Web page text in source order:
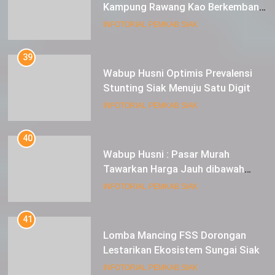
Kampung Rawang Kao Berkembang
Pesat
INFOTORIAL PEMKAB SIAK
39
Wabup Husni Optimis Prevalensi
Stunting Siak Menuju Satu Digit
INFOTORIAL PEMKAB SIAK
40
Wabup Husni : Pasar Murah
Tawarkan Harga Jauh dibawah
Pasar Tradisional
INFOTORIAL PEMKAB SIAK
41
Lomba Mancing FSS Dorongan
Lestarikan Ekosistem Sungai Siak
INFOTORIAL PEMKAB SIAK